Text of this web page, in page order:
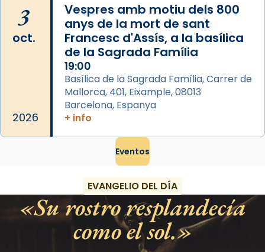
3
oct.
2026
Vespres amb motiu dels 800
anys de la mort de sant
Francesc d'Assís, a la basílica
de la Sagrada Família
19:00
Basílica de la Sagrada Família, Carrer de
Mallorca, 401, Eixample, 08013
Barcelona, Espanya
+ info
Eventos
EVANGELIO DEL DÍA
Su rostro resplandecía
como el sol.